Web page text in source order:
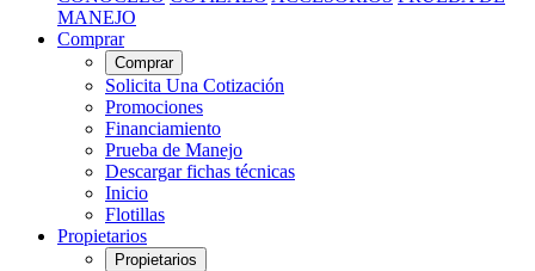
MANEJO
Comprar
Comprar
Solicita Una Cotización
Promociones
Financiamiento
Prueba de Manejo
Descargar fichas técnicas
Inicio
Flotillas
Propietarios
Propietarios